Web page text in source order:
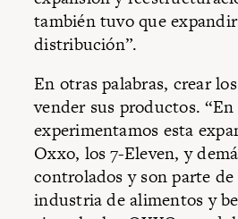
también tuvo que
distribución”.
En otras palabras, crear
vender sus productos.
experimentamos esta
Oxxo, los 7-Eleven, y
controlados y son parte
industria de alimentos y